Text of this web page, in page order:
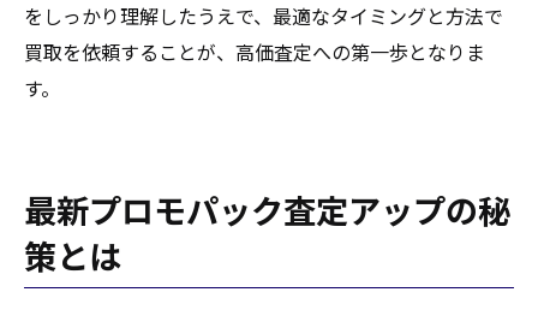
をしっかり理解したうえで、最適なタイミングと方法で
買取を依頼することが、高価査定への第一歩となりま
す。
最新プロモパック査定アップの秘
策とは